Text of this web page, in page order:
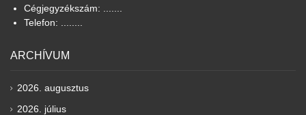
Cégjegyzékszám: .......
Telefon: ........
ARCHÍVUM
2026. augusztus
2026. július